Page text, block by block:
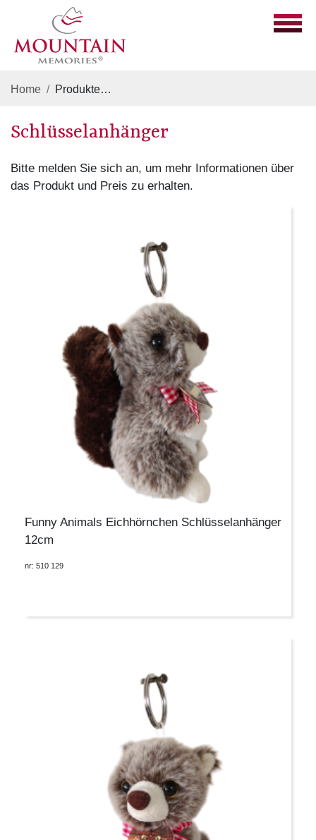
Home Produkte
Schlüsselanhänger
Bitte melden Sie sich an, um mehr Informationen über
das Produkt und Preis zu erhalten.
Funny Animals Eichhörnchen Schlüsselanhänger
12cm
nr: 510 129